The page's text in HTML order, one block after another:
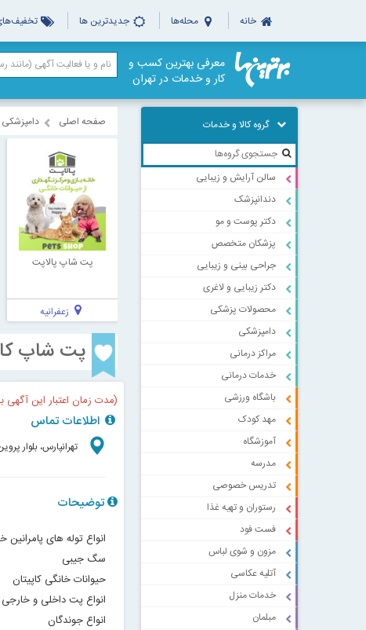
خانه محله‌ها جدیدترین ها
معرفی بهترین کسب و
کار و خدمات در تهران
گروه کالا و خدمات
سالن آرایش و زیبایی
دندانپزشک
دکتر پوست و مو
پزشکان متخصص
جراحی بینی و زیبایی
دکتر زیبایی و لاغری
محصولات پزشکی
دامپزشکی
مراکز درمانی
خدمات درمانی
باشگاه ورزشی
مهد کودک
آموزشگاه
مدرسه
تدریس خصوصی
رستوران و تهیه غذا
فست فود
مزون و شوی لباس
آتلیه عکاسی
خدمات منزل
مبلمان
صفحه اصلی دامپزشکی
پت شاپ پالاپت
زعفرانیه
پت شاپ
(مدت زمان اعتبار این
اطلاعات تماس
تهرانپارس، بلوار
توضیحات
انواع توله های
سگ جیبی
حیوانات خانگی کاپیتان
انواع پت داخلی و خارجی
انواع جوندگان